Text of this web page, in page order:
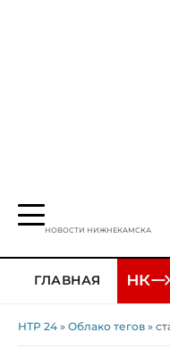
НОВОСТИ НИЖНЕКАМСКА
ГЛАВНАЯ
НТР 24 » Облако тегов »